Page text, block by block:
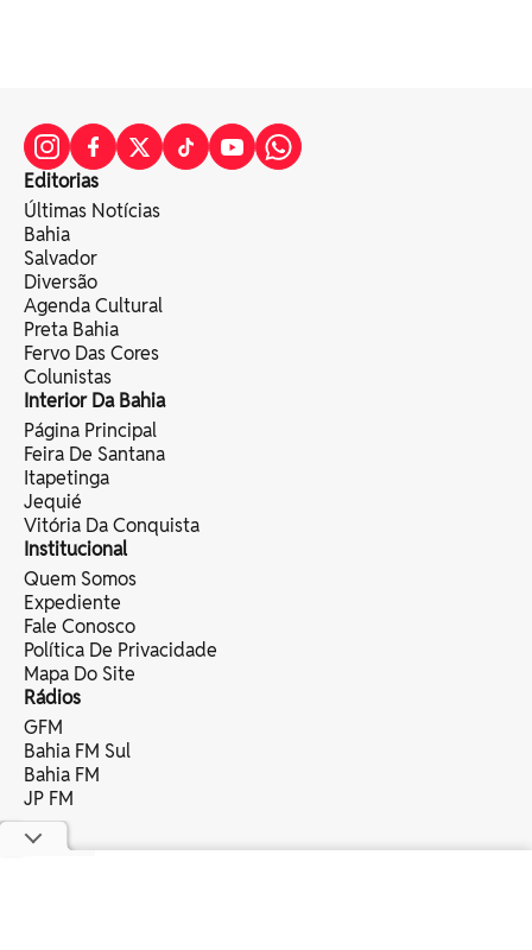
Editorias
Últimas Notícias
Bahia
Salvador
Diversão
Agenda Cultural
Preta Bahia
Fervo Das Cores
Colunistas
Interior Da Bahia
Página Principal
Feira De Santana
Itapetinga
Jequié
Vitória Da Conquista
Institucional
Quem Somos
Expediente
Fale Conosco
Política De Privacidade
Mapa Do Site
Rádios
GFM
Bahia FM Sul
Bahia FM
JP FM